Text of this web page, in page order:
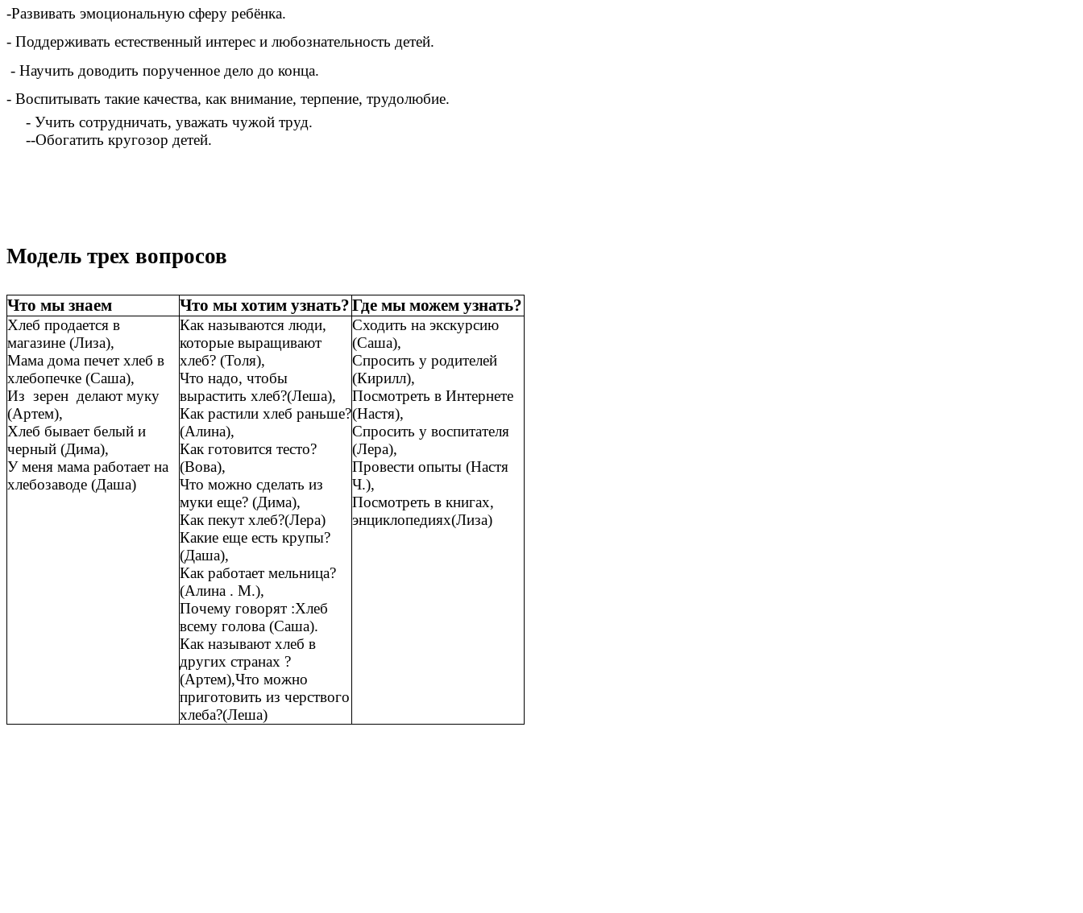
-Развивать эмоциональную сферу ребёнка.
- Поддерживать естественный интерес и любознательность детей.
- Научить доводить порученное дело до конца.
- Воспитывать такие качества, как внимание, терпение, трудолюбие.
- Учить сотрудничать, уважать чужой труд.
--Обогатить кругозор детей.
Модель трех вопросов
Что мы знаем Что мы хотим узнать?Где мы можем узнать?
Хлеб продается в
магазине (Лиза),
Мама дома печет хлеб в
хлебопечке (Саша),
Из зерен делают муку
(Артем),
Хлеб бывает белый и
черный (Дима),
У меня мама работает на
хлебозаводе (Даша)
Как называются люди,
которые выращивают
хлеб? (Толя),
Что надо, чтобы
вырастить хлеб?(Леша),
Как растили хлеб раньше?
(Алина),
Как готовится тесто?
(Вова),
Что можно сделать из
муки еще? (Дима),
Как пекут хлеб?(Лера)
Какие еще есть крупы?
(Даша),
Как работает мельница?
(Алина . М.),
Почему говорят :Хлеб
всему голова (Саша).
Как называют хлеб в
других странах ?
(Артем),Что можно
приготовить из черствого
хлеба?(Леша)
Сходить на экскурсию
(Саша),
Спросить у родителей
(Кирилл),
Посмотреть в Интернете
(Настя),
Спросить у воспитателя
(Лера),
Провести опыты (Настя
Ч.),
Посмотреть в книгах,
энциклопедиях(Лиза)